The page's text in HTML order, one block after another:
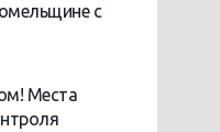
с
Места